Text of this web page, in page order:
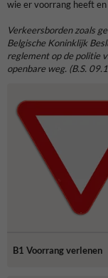
wie er voorrang heeft
Verkeersbordenzoals
Belgische Koninklijk
reglement op de politie
openbare weg. (B.S.
B1 Voorrang verlenen